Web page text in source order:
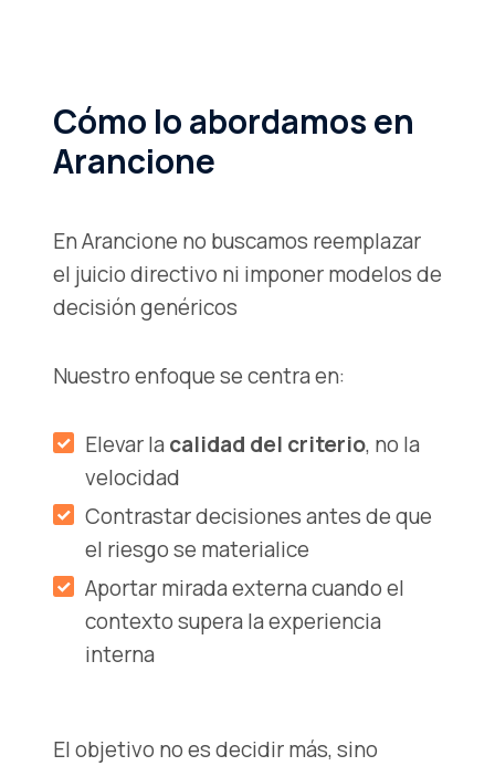
Cómo lo abordamos en
Arancione
En Arancione no buscamos reemplazar
el juicio directivo ni imponer modelos de
decisión genéricos
Nuestro enfoque se centra en:
Elevar lacalidad del criterio, no la
velocidad
Contrastar decisiones antes de que
el riesgo se materialice
Aportar mirada externa cuando el
contexto supera la experiencia
interna
El objetivo no es decidir más, sino